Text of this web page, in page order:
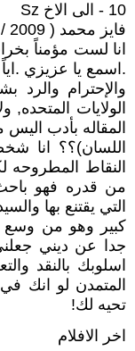
10 - الى الاخ Sz
فايز محمد ( 2009 / 5 / 6 - 18:50 )
انا لست مؤمناً
.اسمع يا عزيزي
والإحترام
الولايات
المقاله بأدب
اللسان)؟؟ انا
النقاط المطروحه
من قدره فهو
التي يقتنع بها
كبير وهو من وسع
جدا عن ديني
اسلوبك بالنقد
المتمدن لو انك
تحيه لك!
اخر الافلام